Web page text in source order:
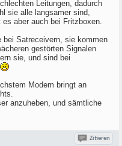
Leitungen, dadurch
sie alle langsamer sind,
aber auch bei Fritzboxen.
bei Satreceivern, sie kommen
gestörten Signalen
sie, und sind bei
Modem bringt an
anzuheben, und sämtliche
Zitieren